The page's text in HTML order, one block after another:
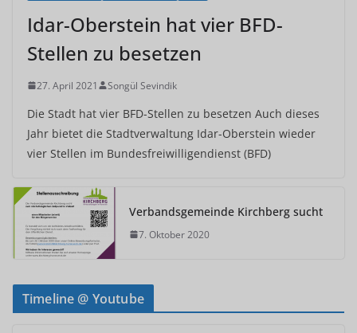
Idar-Oberstein hat vier BFD-
Stellen zu besetzen
27. April 2021 Songül Sevindik
Die Stadt hat vier BFD-Stellen zu besetzen Auch dieses
Jahr bietet die Stadtverwaltung Idar-Oberstein wieder
vier Stellen im Bundesfreiwilligendienst (BFD)
Verbandsgemeinde Kirchberg sucht
7. Oktober 2020
Timeline @ Youtube